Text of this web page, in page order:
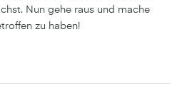
Nun gehe raus und mache
zu haben!